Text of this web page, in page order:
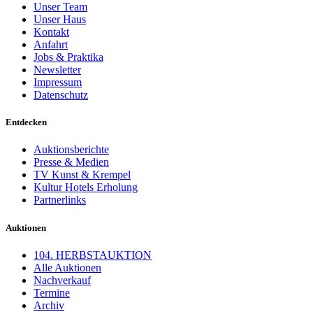
Unser Team
Unser Haus
Kontakt
Anfahrt
Jobs & Praktika
Newsletter
Impressum
Datenschutz
Entdecken
Auktionsberichte
Presse & Medien
TV Kunst & Krempel
Kultur Hotels Erholung
Partnerlinks
Auktionen
104. HERBSTAUKTION
Alle Auktionen
Nachverkauf
Termine
Archiv